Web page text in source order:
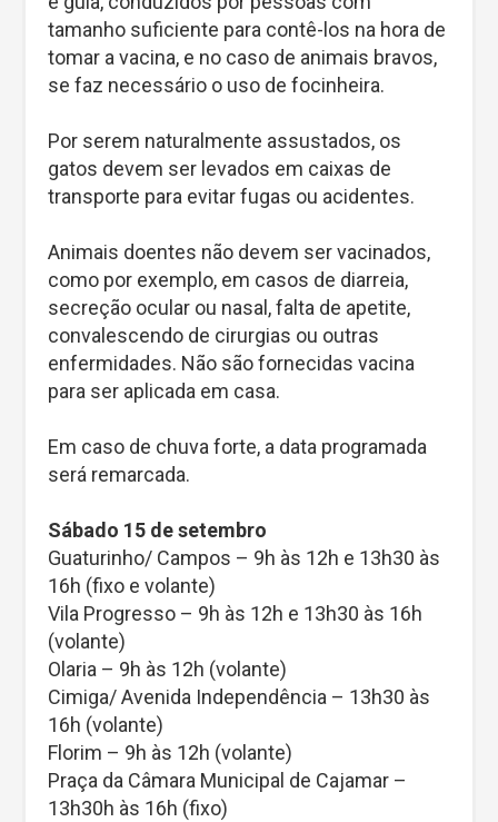
tamanho suficiente para contê-los na hora de
tomar a vacina, e no caso de animais bravos,
se faz necessário o uso de focinheira.
Por serem naturalmente assustados, os
gatos devem ser levados em caixas de
transporte para evitar fugas ou acidentes.
Animais doentes não devem ser vacinados,
como por exemplo, em casos de diarreia,
secreção ocular ou nasal, falta de apetite,
convalescendo de cirurgias ou outras
enfermidades. Não são fornecidas vacina
para ser aplicada em casa.
Em caso de chuva forte, a data programada
será remarcada.
Sábado 15 de setembro
Guaturinho/ Campos – 9h às 12h e 13h30 às
16h (fixo e volante)
Vila Progresso – 9h às 12h e 13h30 às 16h
(volante)
Olaria – 9h às 12h (volante)
Cimiga/ Avenida Independência – 13h30 às
16h (volante)
Florim – 9h às 12h (volante)
Praça da Câmara Municipal de Cajamar –
13h30h às 16h (fixo)